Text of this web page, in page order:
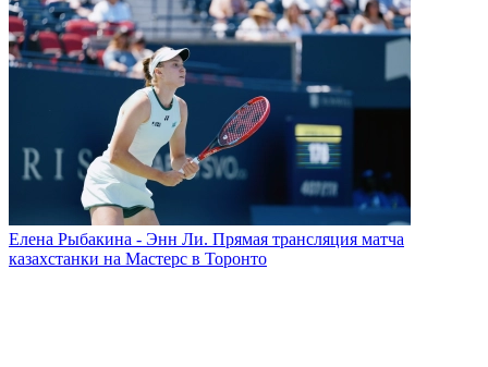
Елена Рыбакина - Энн Ли. Прямая трансляция матча
казахстанки на Мастерс в Торонто